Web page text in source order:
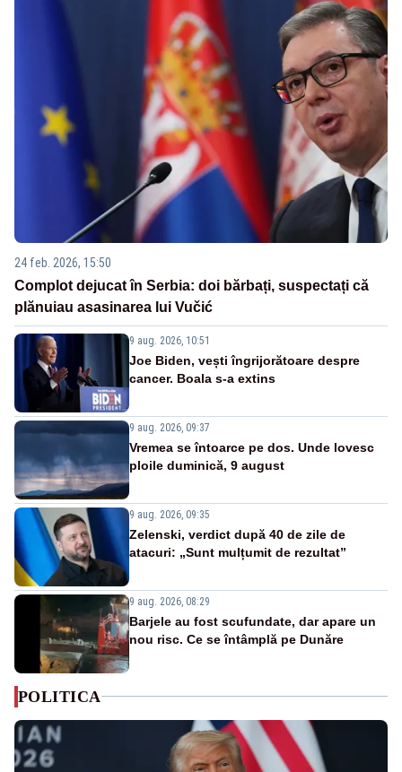
24 feb. 2026, 15:50
Complot dejucat în Serbia: doi bărbați, suspectați că
plănuiau asasinarea lui Vučić
9 aug. 2026, 10:51
Joe Biden, vești îngrijorătoare despre
cancer. Boala s-a extins
9 aug. 2026, 09:37
Vremea se întoarce pe dos. Unde lovesc
ploile duminică, 9 august
9 aug. 2026, 09:35
Zelenski, verdict după 40 de zile de
atacuri: „Sunt mulțumit de rezultat”
9 aug. 2026, 08:29
Barjele au fost scufundate, dar apare un
nou risc. Ce se întâmplă pe Dunăre
POLITICA